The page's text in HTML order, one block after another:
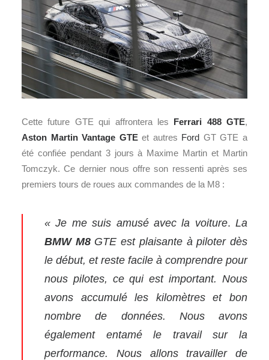
Cette future GTE qui affrontera les Ferrari 488 GTE,
Aston Martin Vantage GTEet autres Ford GT GTE a
été confiée pendant 3 jours à Maxime Martin et Martin
Tomczyk. Ce dernier nous offre son ressenti après ses
premiers tours de roues aux commandes de la M8 :
« Je me suis amusé avec la voiture. La
BMW M8GTE est plaisante à piloter dès
le début, et reste facile à comprendre pour
nous pilotes, ce qui est important. Nous
avons accumulé les kilomètres et bon
nombre de données. Nous avons
également entamé le travail sur la
performance. Nous allons travailler de